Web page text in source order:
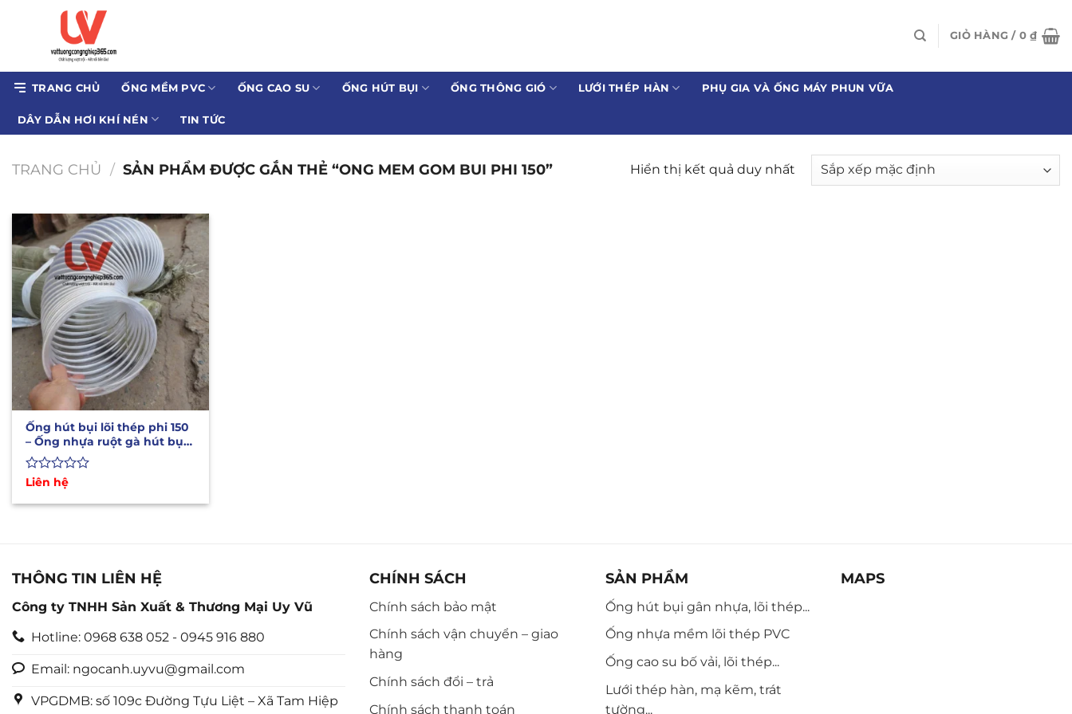
dung
GIỎ HÀNG / 0₫
TRANG CHỦ ỐNG MỀM PVC ỐNG CAO SU ỐNG HÚT BỤI ỐNG THÔNG GIÓ LƯỚI THÉP HÀN PHỤ GIA VÀ ỐNG MÁY PHUN VỮA
DÂY DẪN HƠI KHÍ NÉN TIN TỨC
TRANG CHỦ / SẢN PHẨM ĐƯỢC GẮN THẺ “ONG MEM GOM BUI PHI 150” Hiển thị kết quả duy nhất
Ống hút bụi lõi thép phi 150
– Ống nhựa ruột gà hút bụi
gỗ
Được
hạng
Liên hệ
THÔNG TIN LIÊN HỆ
Công ty TNHH Sản Xuất & Thương Mại Uy Vũ
Hotline: 0968 638 052 - 0945 916 880
Email: ngocanh.uyvu@gmail.com
VPGDMB: số 109c Đường Tựu Liệt – Xã Tam Hiệp
CHÍNH SÁCH
Chính sách bảo mật
Chính sách vận chuyển – giao
hàng
Chính sách đổi – trả
Chính sách thanh toán
SẢN PHẨM
Ống hút bụi gân nhựa, lõi thép...
Ống nhựa mềm lõi thép PVC
Ống cao su bố vải, lõi thép...
Lưới thép hàn, mạ kẽm, trát
tường...
MAPS